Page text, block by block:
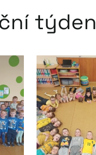
týden